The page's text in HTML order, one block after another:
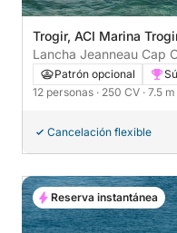
Trogir, ACI Marina
Patrón opcional
12 personas · 250 CV · 7.5 m
Cancelación flexible
Reserva instantánea